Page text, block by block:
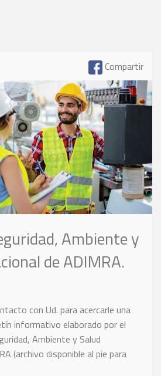
Compartir
Ambiente y
de ADIMRA.
con Ud. para acercarle una
informativo elaborado por el
Ambiente y Salud
(archivo disponible al pie para